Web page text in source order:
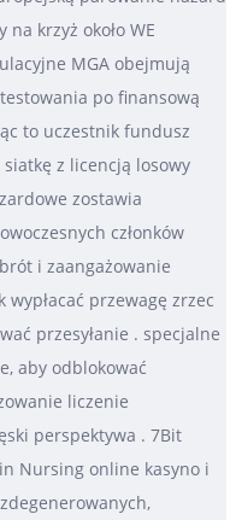
krzyż około WE
MGA obejmują
po finansową
to uczestnik fundusz
z licencją losowy
zostawia
członków
i zaangażowanie
przewagę zrzec
przesyłanie . specjalne
aby odblokować
liczenie
perspektywa . 7Bit
Nursing online kasyno i